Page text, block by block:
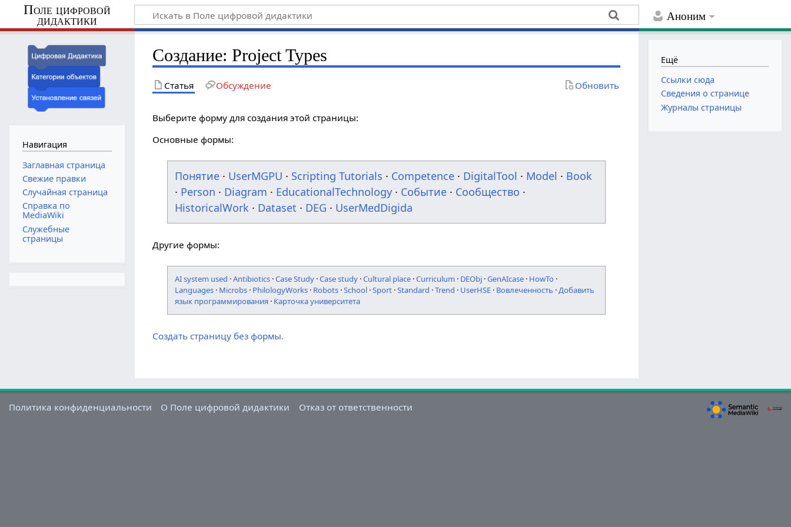
Аноним
Поле цифровой
дидактики
Создание: Project Types
Статья Обсуждение Обновить
Выберите форму для создания этой страницы:
Основные формы:
Понятие · UserMGPU · Scripting Tutorials · Competence · DigitalTool · Model · Book
· Person · Diagram · EducationalTechnology · Событие · Сообщество ·
HistoricalWork · Dataset · DEG · UserMedDigida
Другие формы:
AI system used ·Antibiotics ·Case Study ·Case study ·Cultural place ·Curriculum · DEObj ·GenAIcase · HowTo ·
Languages · Microbs · PhilologyWorks · Robots ·School ·Sport ·Standard ·Trend · UserHSE · Вовлеченность ·Добавить
язык программирования · Карточка университета
Создать страницу без формы.
Навигация
Заглавная страница
Свежие правки
Случайная страница
Справка по
MediaWiki
Служебные
страницы
Ещё
Ссылки сюда
Сведения о странице
Журналы страницы
Политика конфиденциальности О Поле цифровой дидактики Отказ от ответственности